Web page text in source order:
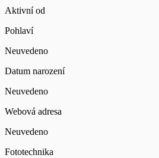
Aktivní od
Pohlaví
Neuvedeno
Datum narození
Neuvedeno
Webová adresa
Neuvedeno
Fototechnika